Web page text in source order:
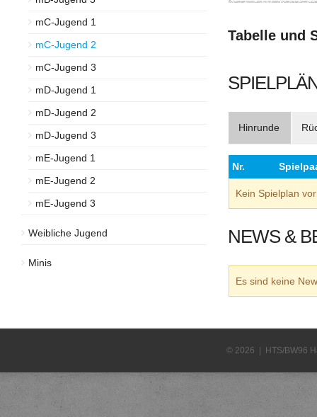
mC-Jugend 1
mC-Jugend 2
mC-Jugend 3
mD-Jugend 1
mD-Jugend 2
mD-Jugend 3
mE-Jugend 1
mE-Jugend 2
mE-Jugend 3
Weibliche Jugend
Minis
Tabelle und
Hinrunde
Nr.
Kein Spielplan
NEWS &
Es sind keine
© 2026 | HTS/BW96